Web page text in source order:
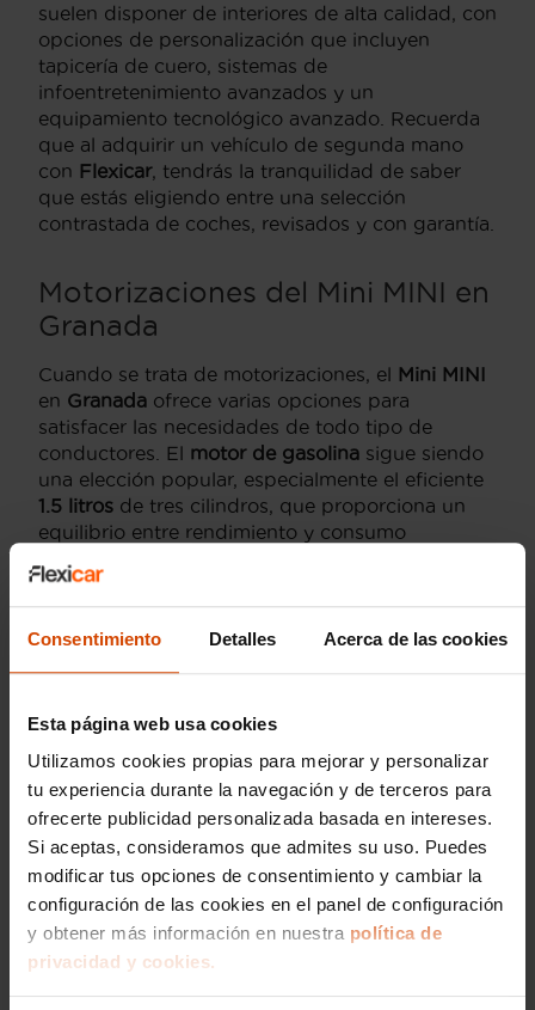
Consentimiento Detalles Acerca de las cookies
Esta página web usa cookies
Utilizamos cookies propias para mejorar y personalizar
tu experiencia durante la navegación y de terceros para
ofrecerte publicidad personalizada basada en intereses.
Si aceptas, consideramos que admites su uso. Puedes
modificar tus opciones de consentimiento y cambiar la
configuración de las cookies en el panel de configuración
y obtener más información en nuestra política de
privacidad y cookies.
suelen disponer de interiores de alta calidad, con
opciones de personalización que incluyen
tapicería de cuero, sistemas de
infoentretenimiento avanzados y un
equipamiento tecnológico avanzado. Recuerda
que al adquirir un vehículo de segunda mano
con Flexicar, tendrás la tranquilidad de saber
que estás eligiendo entre una selección
contrastada de coches, revisados y con garantía.
Motorizaciones del Mini MINI en
Granada
Cuando se trata de motorizaciones, el Mini MINI
en Granada ofrece varias opciones para
satisfacer las necesidades de todo tipo de
conductores. El motor de gasolina sigue siendo
una elección popular, especialmente el eficiente
1.5 litros de tres cilindros, que proporciona un
equilibrio entre rendimiento y consumo
En las motorizaciones más potentes,
encontramos el
motor 2.0 litrosen las versiones
más de adrenalina en las carreteras de
Para los usuarios que deseen reducir las
emisiones sin sacrificar el rendimiento, las
versiones híbridas también están disponibles en
el mercado de segunda mano. Estas combinan
un motor de gasolina con uno eléctrico para
mejorar la eficiencia de combustible.
ConFlexicar, puedes estar seguro de encontrar